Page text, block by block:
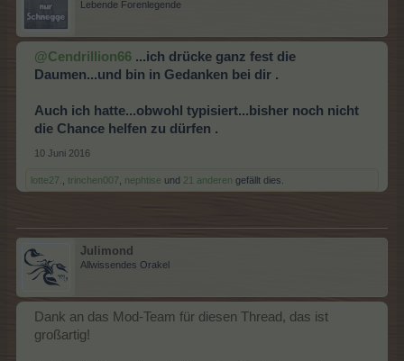
Lebende Forenlegende
@Cendrillion66 ...ich drücke ganz fest die
Daumen...und bin in Gedanken bei dir .
Auch ich hatte...obwohl typisiert...bisher noch nicht
die Chance helfen zu dürfen .
10 Juni 2016
lotte27. trinchen007 nephtise und 21 anderen gefällt dies.
Julimond
Allwissendes Orakel
Dank an das Mod-Team für diesen Thread, das ist
großartig!